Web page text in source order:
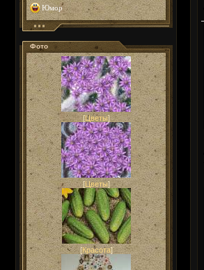
Юмор
Фото
[Цветы]
[Цветы]
[Красота]